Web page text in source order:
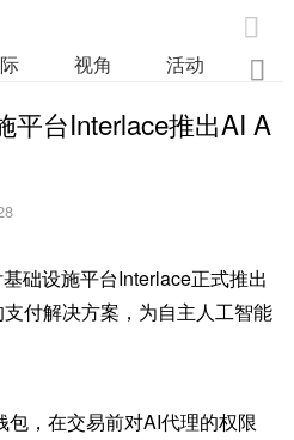

视角 活动 业

平台Interlace推出AI A
础设施平台Interlace正式推出
付解决方案，为自主人工智能
，在交易前对AI代理的权限